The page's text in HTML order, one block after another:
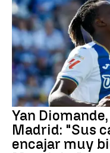
Yan
Madrid: "Sus
encajar muy